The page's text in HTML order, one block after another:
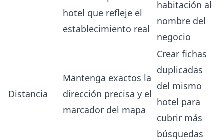
hotel que refleje el
establecimiento real
habitación al
nombre del
negocio
Distancia
Mantenga exactos la
dirección precisa y el
marcador del mapa
Crear fichas
duplicadas
del mismo
hotel para
cubrir más
búsquedas